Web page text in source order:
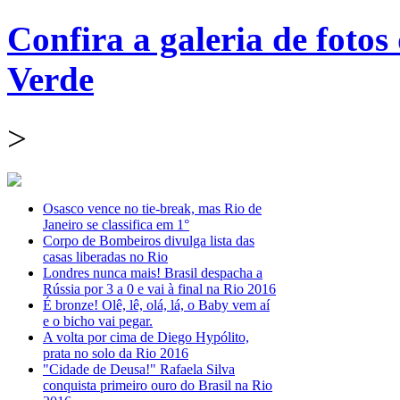
Confira a galeria de
Verde
>
Osasco vence no tie-break, mas Rio de
Janeiro se classifica em 1°
Corpo de Bombeiros divulga lista das
casas liberadas no Rio
Londres nunca mais! Brasil despacha a
Rússia por 3 a 0 e vai à final na Rio 2016
É bronze! Olê, lê, olá, lá, o Baby vem aí
e o bicho vai pegar.
A volta por cima de Diego Hypólito,
prata no solo da Rio 2016
"Cidade de Deusa!" Rafaela Silva
conquista primeiro ouro do Brasil na Rio